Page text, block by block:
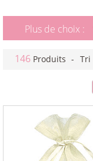
Plus de choix :
146 Produits - Tri